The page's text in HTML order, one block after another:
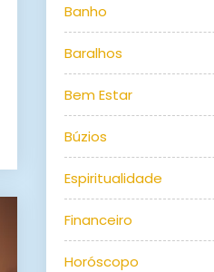
Banho
Baralhos
Bem Estar
Búzios
Espiritualidade
Financeiro
Horóscopo